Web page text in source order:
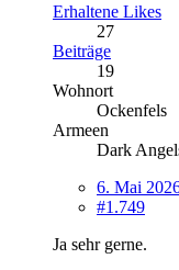
Erhaltene Likes
27
Beiträge
19
Wohnort
Ockenfels
Armeen
Dark
6. Mai
#1.749
Ja sehr gerne.